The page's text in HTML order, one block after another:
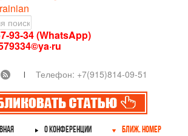
93-34 (WhatsApp)
Телефон: +7(915)814-09-51
О КОНФЕРЕНЦИИ БЛИЖ. НОМЕР